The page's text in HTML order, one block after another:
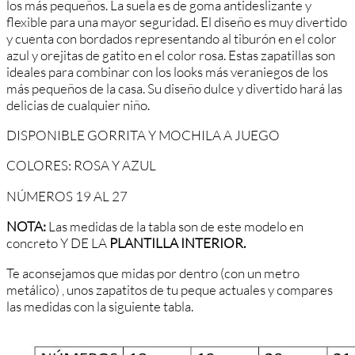
losmáspequeños.Lasuelaesde gomaantideslizantey
flexible paraunamayorseguridad.Eldiseñoesmuydivertido
ycuentacon bordadosrepresentandoaltiburónenelcolor
azulyorejitasde gatitoenelcolorrosa.Estaszapatillasson
idealesparacombinarcon loslooksmásveraniegosde los
máspequeñosde lacasa.Sudiseñodulceydivertidoharálas
deliciasdecualquierniño.
DISPONIBLE GORRITA Y MOCHILA A JUEGO
COLORES: ROSA Y AZUL
NÚMEROS 19 AL 27
NOTA:Las medidas de la tabla son de este modelo en
concreto Y DE LA PLANTILLA INTERIOR.
Te aconsejamos que midas por dentro (con un metro
metálico) , unos zapatitos de tu peque actuales y compares
las medidas con la siguiente tabla.